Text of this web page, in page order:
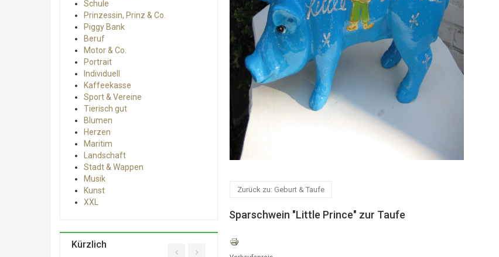
Zurück zu: Geburt & Taufe
Sparschwein "Little Prince" zur Taufe
Schule
Prinzessin, Prinz & Co.
Piggy Bank
Beruf
Motor & Co.
Portrait
Individuell
Kaffeekasse
Sport & Vereine
Tierisch gut
Blumen
Herzen
Maritim
Landschaft
Stadt & Wappen
Musik
Kunst
XXL
Kürzlich